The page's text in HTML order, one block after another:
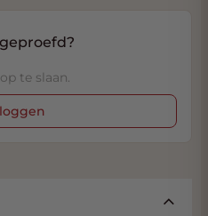
te slaan.